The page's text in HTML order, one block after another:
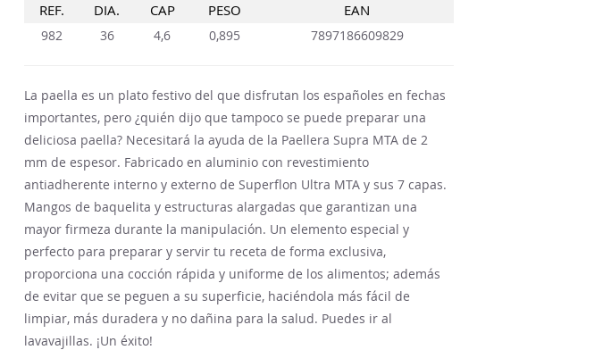
REF. DIA. CAP PESO EAN
982 36 4,6 0,895 7897186609829
La paella es un plato festivo del que disfrutan los españoles en fechas
importantes, pero ¿quién dijo que tampoco se puede preparar una
deliciosa paella? Necesitará la ayuda de la Paellera Supra MTA de 2
mm de espesor. Fabricado en aluminio con revestimiento
antiadherente interno y externo de Superflon Ultra MTA y sus 7 capas.
Mangos de baquelita y estructuras alargadas que garantizan una
mayor firmeza durante la manipulación. Un elemento especial y
perfecto para preparar y servir tu receta de forma exclusiva,
proporciona una cocción rápida y uniforme de los alimentos; además
de evitar que se peguen a su superficie, haciéndola más fácil de
limpiar, más duradera y no dañina para la salud. Puedes ir al
lavavajillas. ¡Un éxito!